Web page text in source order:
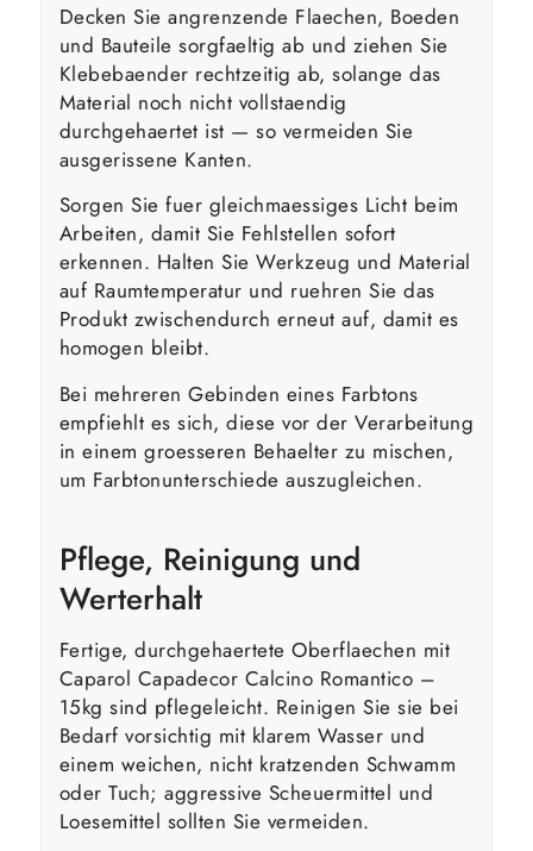
Decken Sie angrenzende Flaechen, Boeden
und Bauteile sorgfaeltig ab und ziehen Sie
Klebebaender rechtzeitig ab, solange das
Material noch nicht vollstaendig
durchgehaertet ist — so vermeiden Sie
ausgerissene Kanten.
Sorgen Sie fuer gleichmaessiges Licht beim
Arbeiten, damit Sie Fehlstellen sofort
erkennen. Halten Sie Werkzeug und Material
auf Raumtemperatur und ruehren Sie das
Produkt zwischendurch erneut auf, damit es
homogen bleibt.
Bei mehreren Gebinden eines Farbtons
empfiehlt es sich, diese vor der Verarbeitung
in einem groesseren Behaelter zu mischen,
um Farbtonunterschiede auszugleichen.
Pflege, Reinigung und
Werterhalt
Fertige, durchgehaertete Oberflaechen mit
Caparol Capadecor Calcino Romantico –
15kg sind pflegeleicht. Reinigen Sie sie bei
Bedarf vorsichtig mit klarem Wasser und
einem weichen, nicht kratzenden Schwamm
oder Tuch; aggressive Scheuermittel und
Loesemittel sollten Sie vermeiden.